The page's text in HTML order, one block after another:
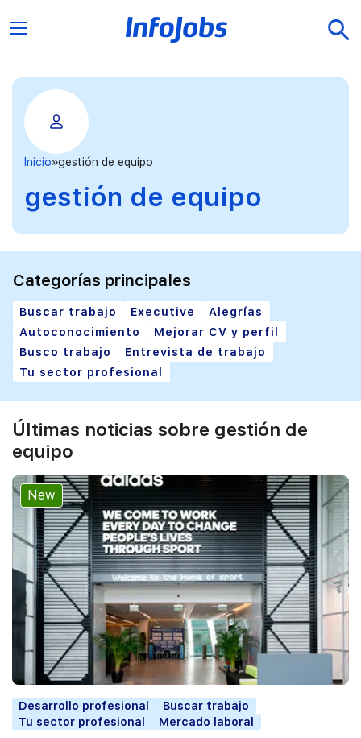
Inicio gestión de equipo
gestión de equipo
Categorías principales
Buscar trabajo Executive
Alegrías
Autoconocimiento
Mejorar CV y perfil
Busco trabajo
Entrevista de trabajo
Tu sector profesional
Últimas noticias sobre gestión de
equipo
New
Desarrollo profesional
Buscar trabajo
Tu sector profesional
Mercado laboral